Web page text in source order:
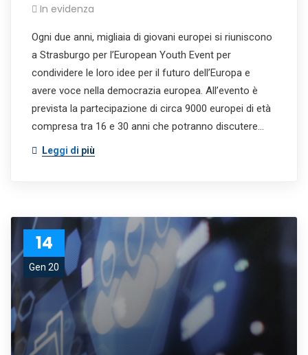
In evidenza
Ogni due anni, migliaia di giovani europei si riuniscono
a Strasburgo per l’European Youth Event per
condividere le loro idee per il futuro dell’Europa e
avere voce nella democrazia europea. All’evento è
prevista la partecipazione di circa 9000 europei di età
compresa tra 16 e 30 anni che potranno discutere…
Leggi di più
14
Gen 20